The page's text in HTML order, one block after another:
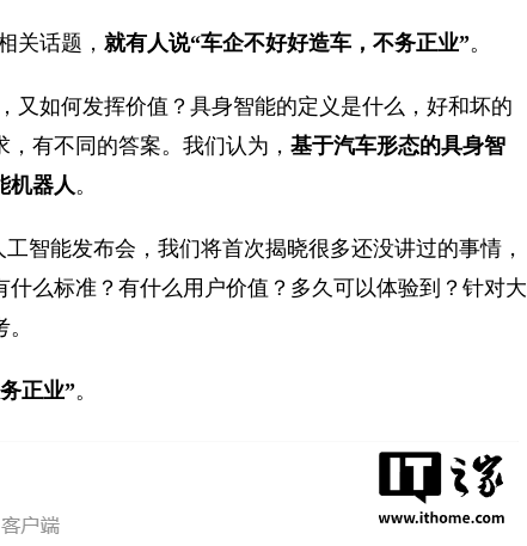
关话题， 就有人说“车企不好好造车，不务正业”。
又如何发挥价值？具身智能的定义是什么，好和坏的
有不同的答案。我们认为， 基于汽车形态的具身智
机器人 。
智能发布会，我们将首次揭晓很多还没讲过的事情，
么标准？有什么用户价值？多久可以体验到？针对大
正业”。